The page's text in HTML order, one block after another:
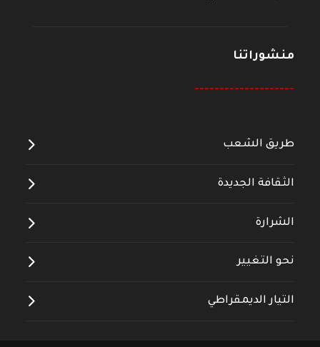
منشوراتنا
--------------------
طريق الشعب
الثقافة الجديدة
الشرارة
نحو التغيير
التيار الديمقراطي